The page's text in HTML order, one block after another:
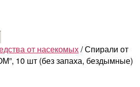
от насекомых/ Спирали от
10 шт (без запаха, бездымные)